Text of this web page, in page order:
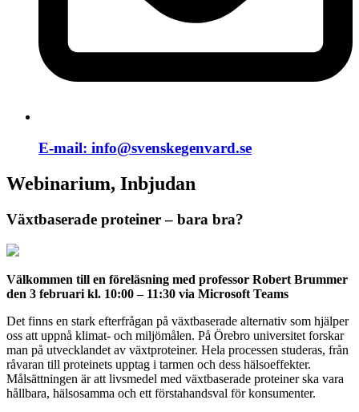
E-mail: info@svenskegenvard.se
Webinarium, Inbjudan
Växtbaserade proteiner – bara bra?
Välkommen till en föreläsning med professor Robert Brummer
den 3 februari kl. 10:00 – 11:30 via Microsoft Teams
Det finns en stark efterfrågan på växtbaserade alternativ som hjälper
oss att uppnå klimat- och miljömålen. På Örebro universitet forskar
man på utvecklandet av växtproteiner. Hela processen studeras, från
råvaran till proteinets upptag i tarmen och dess hälsoeffekter.
Målsättningen är att livsmedel med växtbaserade proteiner ska vara
hållbara, hälsosamma och ett förstahandsval för konsumenter.